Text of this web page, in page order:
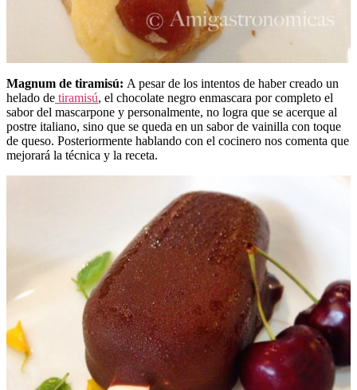
Magnum de tiramisú: A pesar de los intentos de haber creado un
helado de tiramisú, el chocolate negro enmascara por completo el
sabor del mascarpone y personalmente, no logra que se acerque al
postre italiano, sino que se queda en un sabor de vainilla con toque
de queso. Posteriormente hablando con el cocinero nos comenta que
mejorará la técnica y la receta.